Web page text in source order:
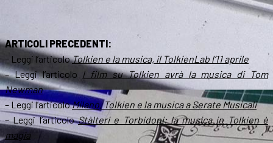
ARTICOLI PRECEDENTI:
– Leggi l’articoloTolkien e la musica, il TolkienLab l’11 aprile
– Leggi l’articolo l film su Tolkien avrà la musica di Tom
Newman
– Leggi l’articoloMilano, Tolkien e la musica a Serate Musicali
– Leggi l’articoloStàlteri e Torbidoni: la musica in Tolkien è
magia